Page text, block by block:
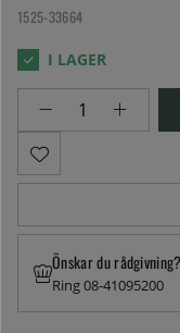
1525-33664
Önskar du rådgivning?
Ring 08-41095200